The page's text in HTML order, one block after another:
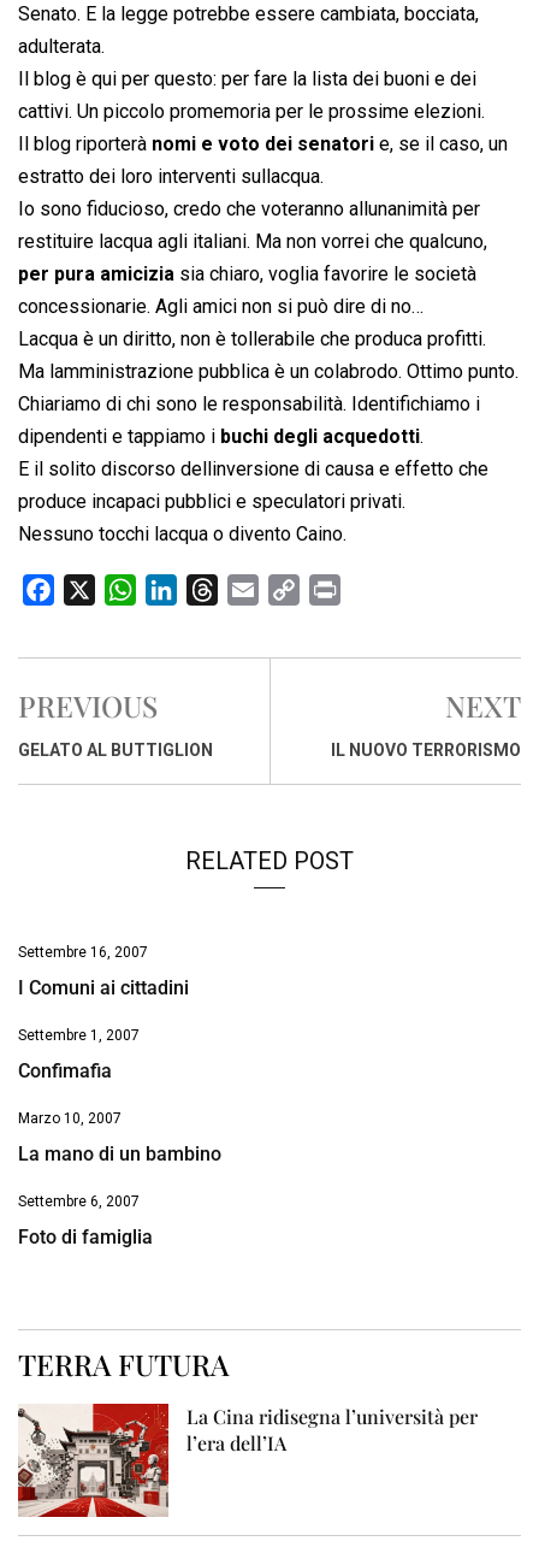
Senato. E la legge potrebbe essere cambiata, bocciata,
adulterata.
Il blog è qui per questo: per fare la lista dei buoni e dei
cattivi. Un piccolo promemoria per le prossime elezioni.
Il blog riporterà nomi e voto dei senatori e, se il caso, un
estratto dei loro interventi sullacqua.
Io sono fiducioso, credo che voteranno allunanimità per
restituire lacqua agli italiani. Ma non vorrei che qualcuno,
per pura amicizia sia chiaro, voglia favorire le società
concessionarie. Agli amici non si può dire di no…
Lacqua è un diritto, non è tollerabile che produca profitti.
Ma lamministrazione pubblica è un colabrodo. Ottimo punto.
Chiariamo di chi sono le responsabilità. Identifichiamo i
dipendenti e tappiamo i buchi degli acquedotti.
E il solito discorso dellinversione di causa e effetto che
produce incapaci pubblici e speculatori privati.
Nessuno tocchi lacqua o divento Caino.
c
b
o
W
a
s
A
n
d
r
a
p
i
PREVIOUS
GELATO AL BUTTIGLION
NEXT
IL NUOVO TERRORISMO
RELATED POST
Settembre 16, 2007
I Comuni ai cittadini
Settembre 1, 2007
Confimafia
Marzo 10, 2007
La mano di un bambino
Settembre 6, 2007
Foto di famiglia
TERRA FUTURA
La Cina ridisegna l’università per
l’era dell’IA